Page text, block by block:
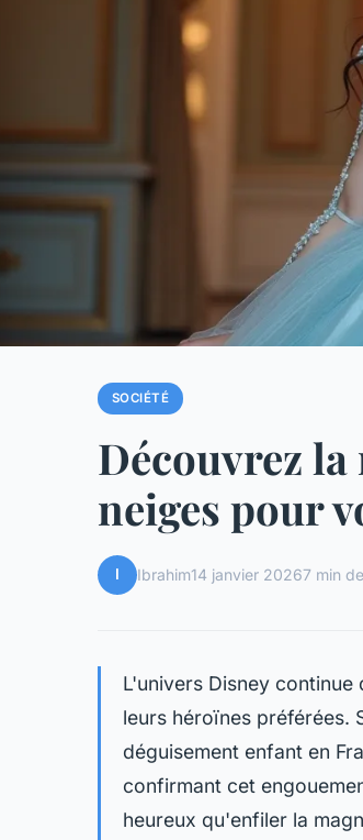
SOCIÉTÉ
Découvrez la
neiges pour
I Ibrahim14 janvier 20267 min
L'univers Disney
leurs héroïnes préférées.
déguisement enfant en
confirmant cet
heureux qu'enfiler la